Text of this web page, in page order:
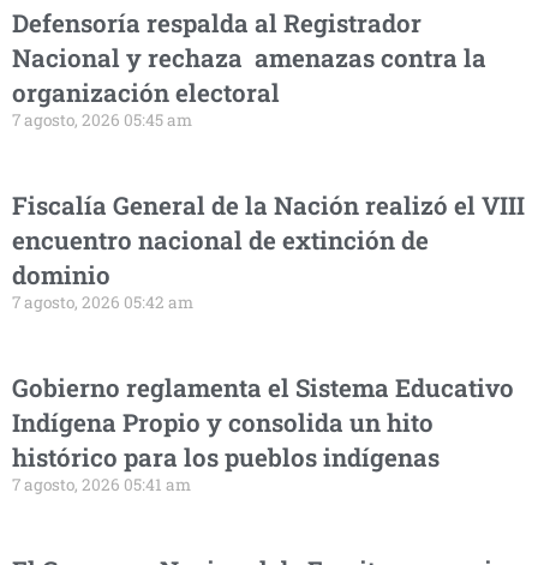
Defensoría respalda al Registrador
Nacional y rechaza amenazas contra la
organización electoral
7 agosto, 2026 05:45 am
Fiscalía General de la Nación realizó el VIII
encuentro nacional de extinción de
dominio
7 agosto, 2026 05:42 am
Gobierno reglamenta el Sistema Educativo
Indígena Propio y consolida un hito
histórico para los pueblos indígenas
7 agosto, 2026 05:41 am